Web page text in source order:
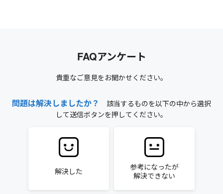
FAQアンケート
貴重なご意見をお聞かせください。
問題は解決しましたか？
該当するものを以下の中から選択
して送信ボタンを押してください。
解決した
参考になったが
解決できない